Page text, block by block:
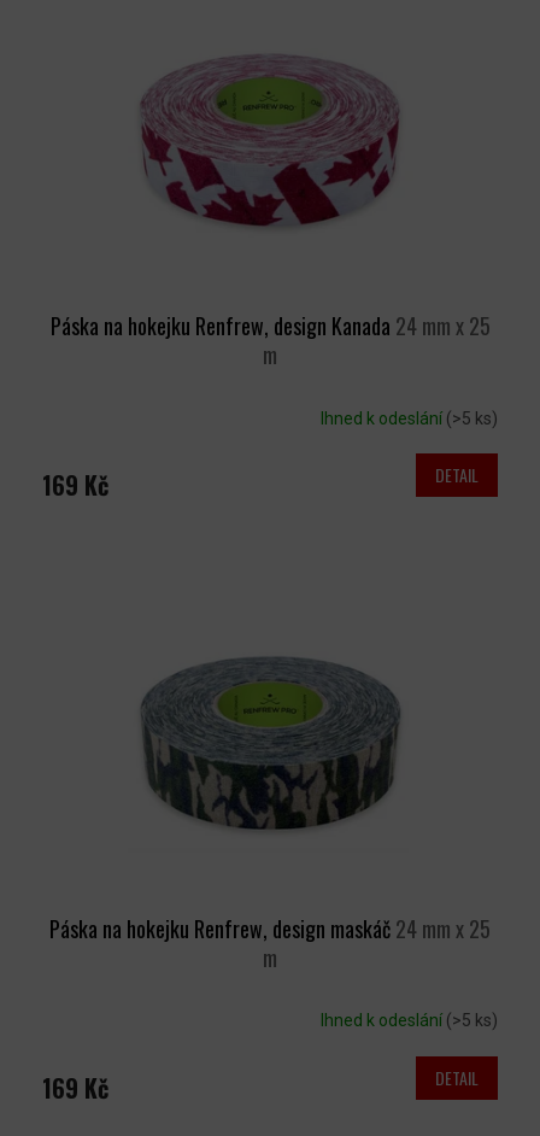
Páska na hokejku Renfrew, design Kanada 24 mm x 25
m
Ihned k odeslání (>5 ks)
169 Kč DETAIL
Páska na hokejku Renfrew, design maskáč24 mm x 25
m
Ihned k odeslání (>5 ks)
169 Kč DETAIL